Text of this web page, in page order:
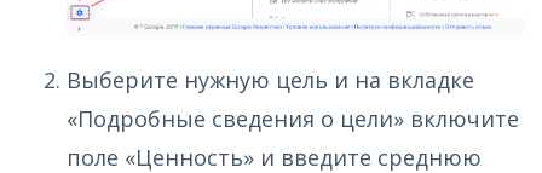
Выберите нужную цель и на вкладке
«Подробные сведения о цели» включите
поле «Ценность» и введите среднюю